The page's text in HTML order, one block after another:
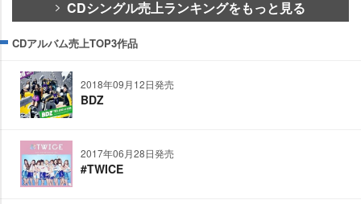
CDシングル売上ランキングをもっと見る
CDアルバム売上TOP3作品
2018年09月12日発売
BDZ
2017年06月28日発売
#TWICE